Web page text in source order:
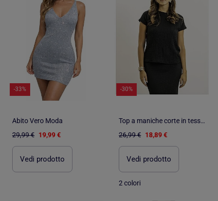
-33%
Abito Vero Moda
29,99 € 19,99 €
Vedi prodotto
-30%
Top a maniche corte in tessuto goffrato FAKANA
26,99 € 18,89 €
Vedi prodotto
2 colori